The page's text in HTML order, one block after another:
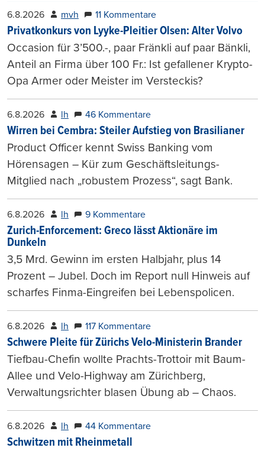
6.8.2026 mvh 11 Kommentare
Privatkonkurs von Lyyke-Pleitier Olsen: Alter Volvo
Occasion für 3’500.-, paar Fränkli auf paar Bänkli,
Anteil an Firma über 100 Fr.: Ist gefallener Krypto-
Opa Armer oder Meister im Versteckis?
6.8.2026 lh 46 Kommentare
Wirren bei Cembra: Steiler Aufstieg von Brasilianer
Product Officer kennt Swiss Banking vom
Hörensagen – Kür zum Geschäftsleitungs-
Mitglied nach „robustem Prozess“, sagt Bank.
6.8.2026 lh 9 Kommentare
Zurich-Enforcement: Greco lässt Aktionäre im
Dunkeln
3,5 Mrd. Gewinn im ersten Halbjahr, plus 14
Prozent – Jubel. Doch im Report null Hinweis auf
scharfes Finma-Eingreifen bei Lebenspolicen.
6.8.2026 lh 117 Kommentare
Schwere Pleite für Zürichs Velo-Ministerin Brander
Tiefbau-Chefin wollte Prachts-Trottoir mit Baum-
Allee und Velo-Highway am Zürichberg,
Verwaltungsrichter blasen Übung ab – Chaos.
6.8.2026 lh 44 Kommentare
Schwitzen mit Rheinmetall